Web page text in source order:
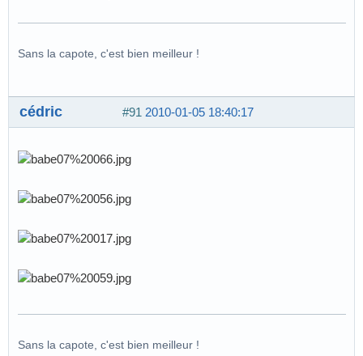
Sans la capote, c'est bien meilleur !
#91 2010-01-05 18:40:17
cédric
Sans la capote, c'est bien meilleur !